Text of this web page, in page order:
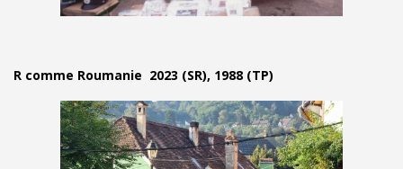
R comme Roumanie 2023 (SR), 1988 (TP)